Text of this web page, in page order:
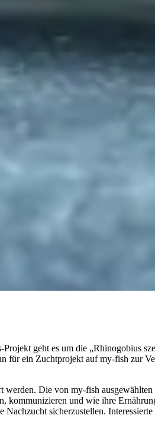
geht es um die „Rhinogobius
für ein Zuchtprojekt auf my-fish zur
werden. Die von my-fish
kommunizieren und wie ihre
sicherzustellen. Interessierte